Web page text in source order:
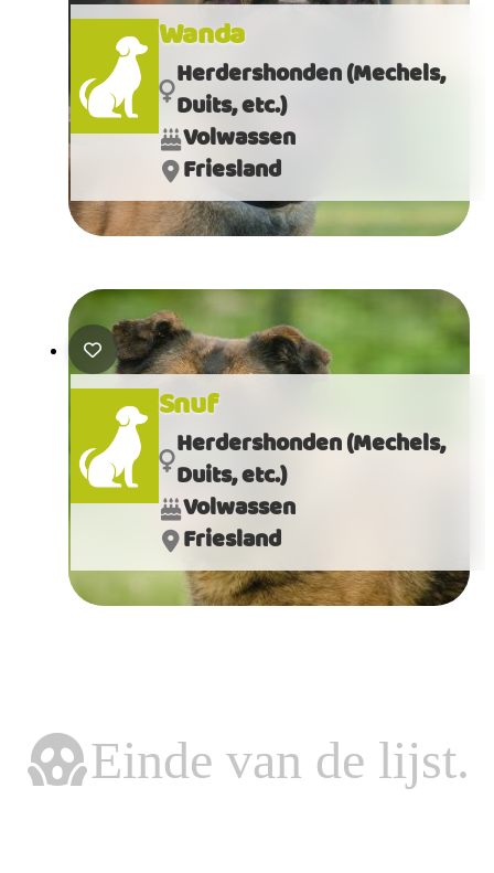
Wanda
Herdershonden (Mechels,
Duits, etc.)
Volwassen
Friesland
Snuf
Herdershonden (Mechels,
Duits, etc.)
Volwassen
Friesland
Einde van de lijst.